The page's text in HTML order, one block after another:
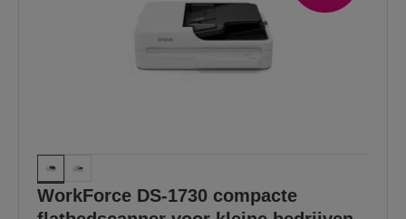
WorkForce DS-1730 compacte